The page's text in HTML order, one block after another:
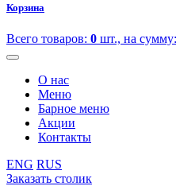
Корзина
Всего товаров: 0 шт., на сумму:
О нас
Меню
Барное меню
Акции
Контакты
ENG RUS
Заказать столик